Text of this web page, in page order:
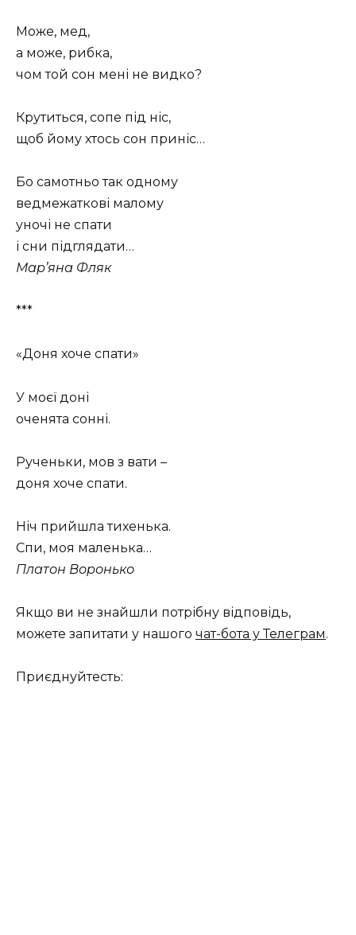
Може, мед,
а може, рибка,
чом той сон мені не видко?
Крутиться, сопе під ніс,
щоб йому хтось сон приніс…
Бо самотньо так одному
ведмежаткові малому
уночі не спати
і сни підглядати…
Мар’яна Фляк
***
«Доня хоче спати»
У моєї доні
оченята сонні.
Рученьки, мов з вати –
доня хоче спати.
Ніч прийшла тихенька.
Спи, моя маленька…
Платон Воронько
Якщо ви не знайшли потрібну відповідь,
можете запитати у нашого чат-бота у Телеграм.
Приєднуйтесть: